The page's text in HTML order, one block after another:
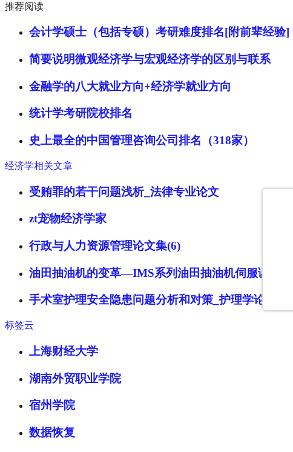
推荐阅读
会计学硕士（包括专硕）考研难度排名[附前辈经验]
简要说明微观经济学与宏观经济学的区别与联系
金融学的八大就业方向+经济学就业方向
统计学考研院校排名
史上最全的中国管理咨询公司排名（318家）
经济学相关文章
受贿罪的若干问题浅析_法律专业论文
zt宠物经济学家
行政与人力资源管理论文集(6)
油田抽油机的变革—IMS系列油田抽油机伺服调速节
手术室护理安全隐患问题分析和对策_护理学论文_手
标签云
上海财经大学
湖南外贸职业学院
宿州学院
数据恢复